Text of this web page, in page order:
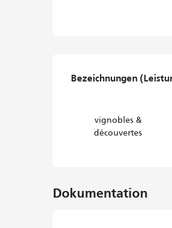
Bezeichnungen
Bezeichnungen
vignobles &
découvertes
Dokumentation